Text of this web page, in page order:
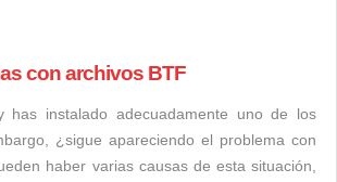
con archivos BTF
has instalado adecuadamente uno de los
¿sigue apareciendo el problema con
haber varias causas de esta situación,